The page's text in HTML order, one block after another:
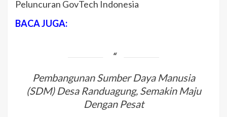
Peluncuran GovTech Indonesia
BACA JUGA:
Pembangunan Sumber Daya Manusia
(SDM) Desa Randuagung, Semakin Maju
Dengan Pesat